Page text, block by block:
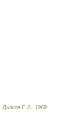
Дьяков Г. А. 1969